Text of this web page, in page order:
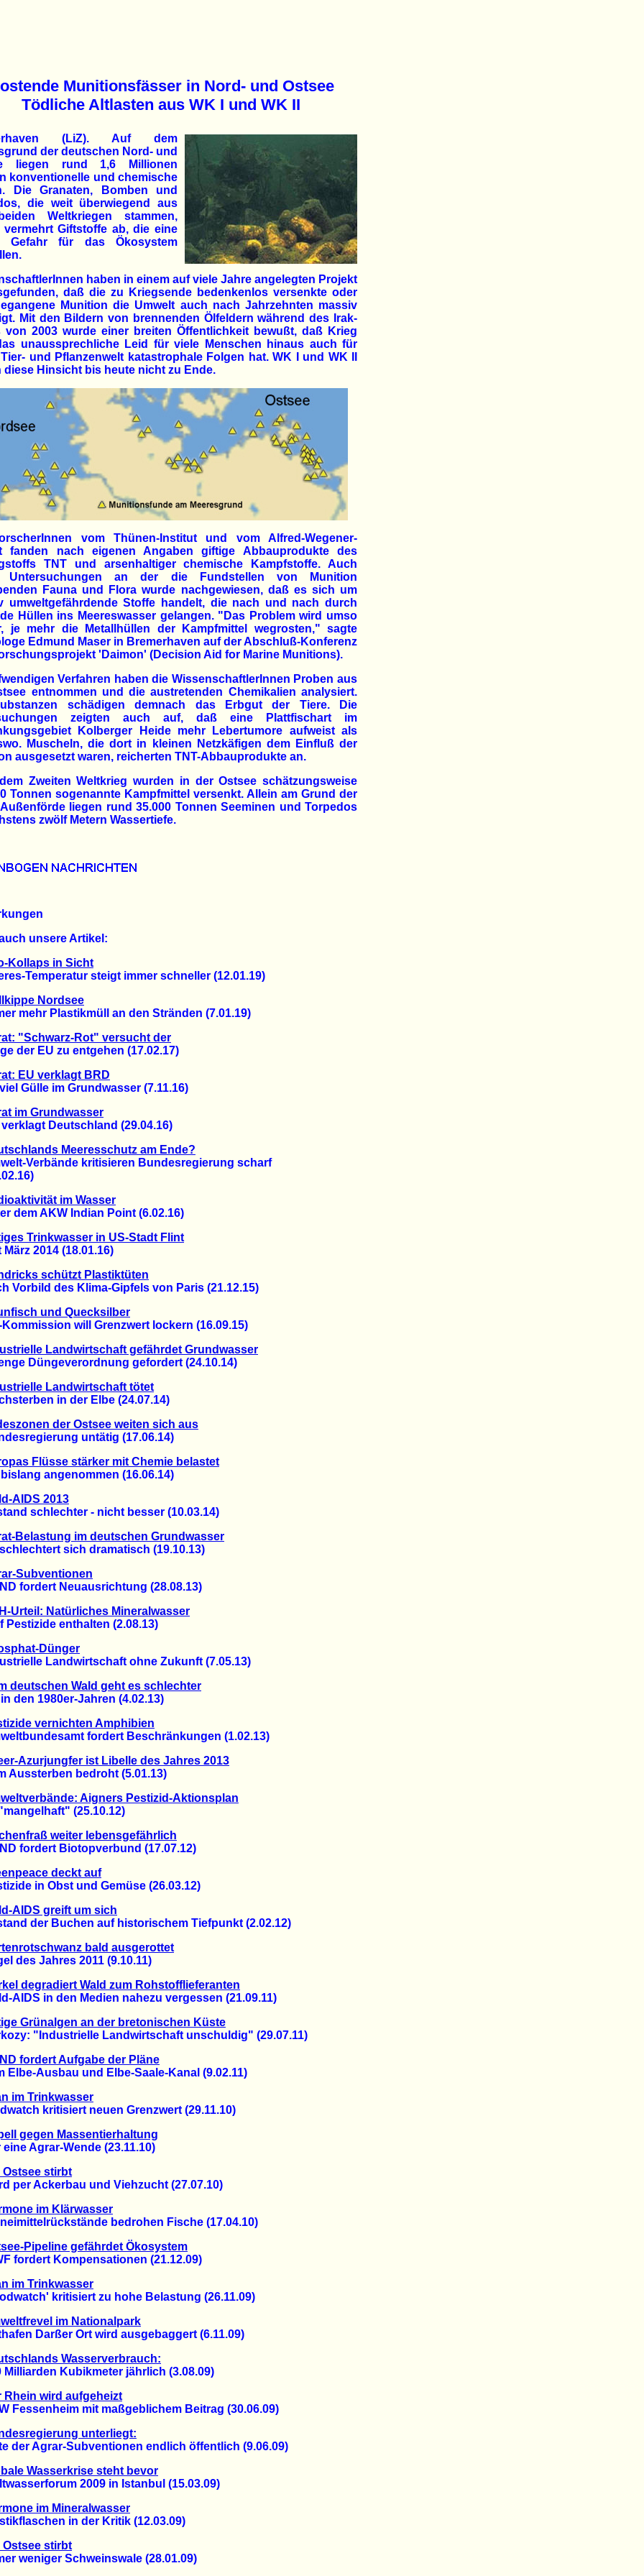
Munitionsfässer in Nord- und Ostsee
Tödliche Altlasten aus WK I und WK II
(LiZ). Auf dem
der deutschen Nord- und
liegen rund 1,6 Millionen
konventionelle und chemische
Die Granaten, Bomben und
die weit überwiegend aus
Weltkriegen stammen,
vermehrt Giftstoffe ab, die eine
Gefahr für das Ökosystem
haben in einem auf viele Jahre angelegten Projekt
daß die zu Kriegsende bedenkenlos versenkte oder
Munition die Umwelt auch nach Jahrzehnten massiv
Mit den Bildern von brennenden Ölfeldern während des Irak-
von 2003 wurde einer breiten Öffentlichkeit bewußt, daß Krieg
unaussprechliche Leid für viele Menschen hinaus auch für
und Pflanzenwelt katastrophale Folgen hat. WK I und WK II
diese Hinsicht bis heute nicht zu Ende.
vom Thünen-Institut und vom Alfred-Wegener-
fanden nach eigenen Angaben giftige Abbauprodukte des
TNT und arsenhaltiger chemische Kampfstoffe. Auch
Untersuchungen an der die Fundstellen von Munition
Fauna und Flora wurde nachgewiesen, daß es sich um
umweltgefährdende Stoffe handelt, die nach und nach durch
Hüllen ins Meereswasser gelangen. "Das Problem wird umso
je mehr die Metallhüllen der Kampfmittel wegrosten," sagte
Edmund Maser in Bremerhaven auf der Abschluß-Konferenz
'Daimon' (Decision Aid for Marine Munitions).
Verfahren haben die WissenschaftlerInnen Proben aus
entnommen und die austretenden Chemikalien analysiert.
schädigen demnach das Erbgut der Tiere. Die
zeigten auch auf, daß eine Plattfischart im
Kolberger Heide mehr Lebertumore aufweist als
Muscheln, die dort in kleinen Netzkäfigen dem Einfluß der
ausgesetzt waren, reicherten TNT-Abbauprodukte an.
Zweiten Weltkrieg wurden in der Ostsee schätzungsweise
Tonnen sogenannte Kampfmittel versenkt. Allein am Grund der
liegen rund 35.000 Tonnen Seeminen und Torpedos
zwölf Metern Wassertiefe.
unsere Artikel:
Kollaps in Sicht
Temperatur steigt immer schneller (12.01.19)
Nordsee
mehr Plastikmüll an den Stränden (7.01.19)
"Schwarz-Rot" versucht der
EU zu entgehen (17.02.17)
EU verklagt BRD
Gülle im Grundwasser (7.11.16)
im Grundwasser
Deutschland (29.04.16)
Meeresschutz am Ende?
Verbände kritisieren Bundesregierung scharf
im Wasser
AKW Indian Point (6.02.16)
Trinkwasser in US-Stadt Flint
2014 (18.01.16)
schützt Plastiktüten
des Klima-Gipfels von Paris (21.12.15)
und Quecksilber
will Grenzwert lockern (16.09.15)
Landwirtschaft gefährdet Grundwasser
Düngeverordnung gefordert (24.10.14)
Landwirtschaft tötet
in der Elbe (24.07.14)
der Ostsee weiten sich aus
untätig (17.06.14)
Flüsse stärker mit Chemie belastet
angenommen (16.06.14)
AIDS 2013
schlechter - nicht besser (10.03.14)
Belastung im deutschen Grundwasser
sich dramatisch (19.10.13)
Subventionen
fordert Neuausrichtung (28.08.13)
Urteil: Natürliches Mineralwasser
enthalten (2.08.13)
Dünger
Landwirtschaft ohne Zukunft (7.05.13)
deutschen Wald geht es schlechter
1980er-Jahren (4.02.13)
vernichten Amphibien
fordert Beschränkungen (1.02.13)
Azurjungfer ist Libelle des Jahres 2013
bedroht (5.01.13)
Aigners Pestizid-Aktionsplan
(25.10.12)
weiter lebensgefährlich
fordert Biotopverbund (17.07.12)
deckt auf
in Obst und Gemüse (26.03.12)
AIDS greift um sich
der Buchen auf historischem Tiefpunkt (2.02.12)
bald ausgerottet
Jahres 2011 (9.10.11)
degradiert Wald zum Rohstofflieferanten
in den Medien nahezu vergessen (21.09.11)
Grünalgen an der bretonischen Küste
"Industrielle Landwirtschaft unschuldig" (29.07.11)
fordert Aufgabe der Pläne
Ausbau und Elbe-Saale-Kanal (9.02.11)
im Trinkwasser
kritisiert neuen Grenzwert (29.11.10)
gegen Massentierhaltung
Agrar-Wende (23.11.10)
Ostsee stirbt
Ackerbau und Viehzucht (27.07.10)
im Klärwasser
bedrohen Fische (17.04.10)
Pipeline gefährdet Ökosystem
Kompensationen (21.12.09)
im Trinkwasser
kritisiert zu hohe Belastung (26.11.09)
im Nationalpark
Darßer Ort wird ausgebaggert (6.11.09)
Wasserverbrauch:
Kubikmeter jährlich (3.08.09)
Rhein wird aufgeheizt
mit maßgeblichem Beitrag (30.06.09)
unterliegt:
Agrar-Subventionen endlich öffentlich (9.06.09)
Wasserkrise steht bevor
2009 in Istanbul (15.03.09)
im Mineralwasser
in der Kritik (12.03.09)
Ostsee stirbt
weniger Schweinswale (28.01.09)